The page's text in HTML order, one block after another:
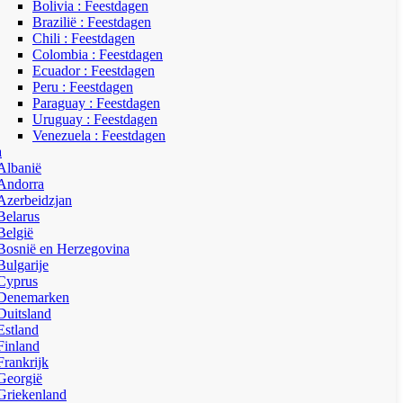
Bolivia : Feestdagen
Brazilië : Feestdagen
Chili : Feestdagen
Colombia : Feestdagen
Ecuador : Feestdagen
Peru : Feestdagen
Paraguay : Feestdagen
Uruguay : Feestdagen
Venezuela : Feestdagen
en Herzegovina